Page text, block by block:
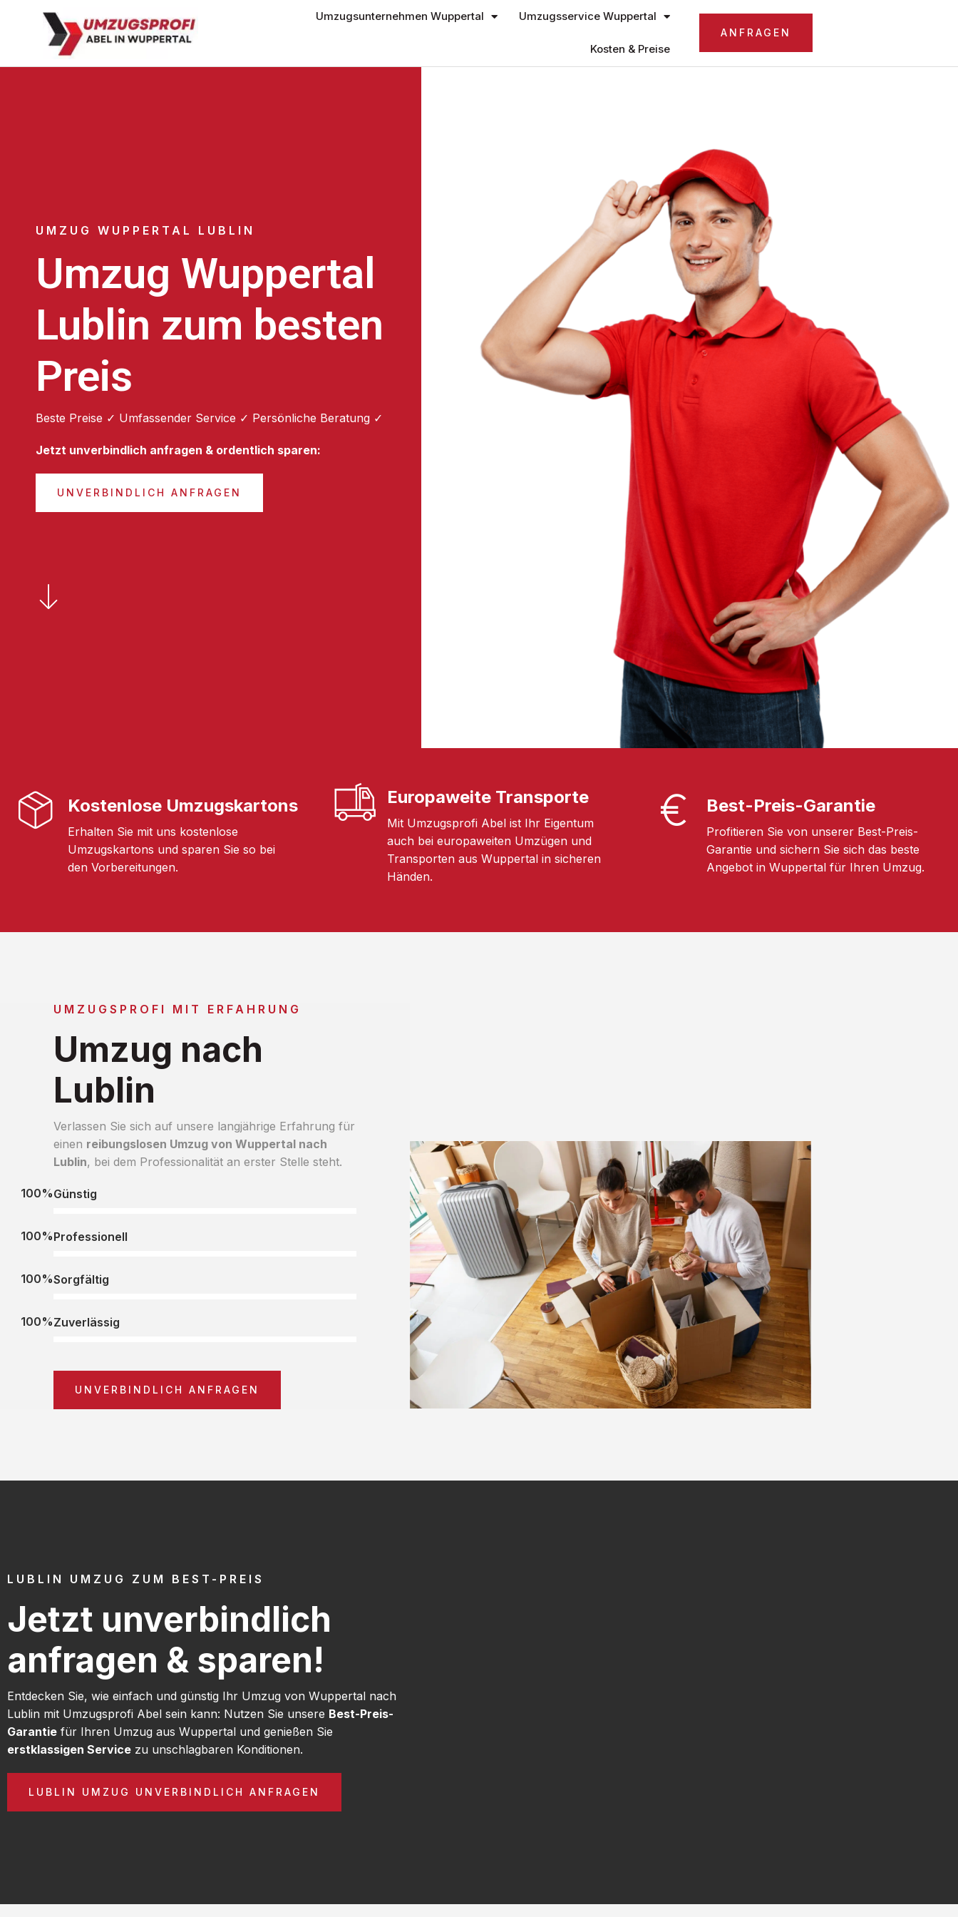
Umzugsunternehmen Wuppertal Umzugsservice Wuppertal
Kosten & Preise
ANFRAGEN
UMZUG WUPPERTAL LUBLIN
Umzug Wuppertal
Lublin zum besten
Preis
Beste Preise ✓ Umfassender Service ✓ Persönliche Beratung ✓
Jetzt unverbindlich anfragen & ordentlich sparen:
UNVERBINDLICH ANFRAGEN
Kostenlose Umzugskartons
Erhalten Sie mit uns kostenlose
Umzugskartons und sparen Sie so bei
den Vorbereitungen.
Europaweite Transporte
Mit Umzugsprofi Abel ist Ihr Eigentum
auch bei europaweiten Umzügen und
Transporten aus Wuppertal in sicheren
Händen.
Best-Preis-Garantie
Profitieren Sie von unserer Best-Preis-
Garantie und sichern Sie sich das beste
Angebot in Wuppertal für Ihren Umzug.
UMZUGSPROFI MIT ERFAHRUNG
Umzug nach
Lublin
Verlassen Sie sich auf unsere langjährige Erfahrung für
einen reibungslosen Umzug von Wuppertal nach
Lublin, bei dem Professionalität an erster Stelle steht.
Günstig
100%
Professionell
100%
Sorgfältig
100%
Zuverlässig
100%
UNVERBINDLICH ANFRAGEN
LUBLIN UMZUG ZUM BEST-PREIS
Jetzt unverbindlich
anfragen & sparen!
Entdecken Sie, wie einfach und günstig Ihr Umzug von Wuppertal nach
Lublin mit Umzugsprofi Abel sein kann: Nutzen Sie unsere Best-Preis-
Garantie für Ihren Umzug aus Wuppertal und genießen Sie
erstklassigen Service zu unschlagbaren Konditionen.
LUBLIN UMZUG UNVERBINDLICH ANFRAGEN